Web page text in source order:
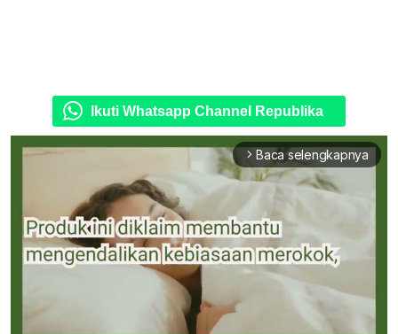
Ikuti Whatsapp Channel Republika
arrow_forward_ios Baca selengkapnya